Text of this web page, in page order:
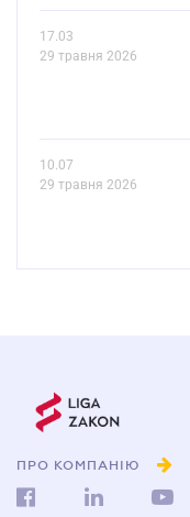
17.03
29 травня 2026
10.07
29 травня 2026
ПРО КОМПАНІЮ